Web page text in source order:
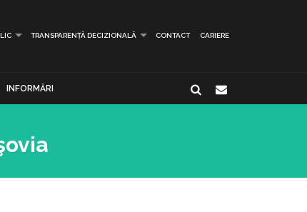
TRANSPARENȚĂ DECIZIONALĂ CONTACT CARIERE
INFORMĂRI